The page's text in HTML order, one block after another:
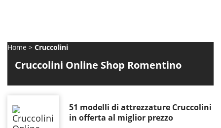
Home Cruccolini
Cruccolini Online Shop Romentino
51 modelli di attrezzature Cruccolini
in offerta al miglior prezzo